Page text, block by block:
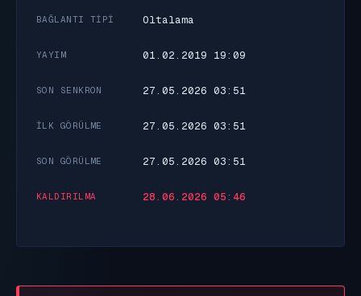
BAĞLANTI TIPI Oltalama
YAYIM 01.02.2019 19:09
SON SENKRON 27.05.2026 03:51
İLK GÖRÜLME 27.05.2026 03:51
SON GÖRÜLME 27.05.2026 03:51
KALDIRILMA 28.06.2026 05:46